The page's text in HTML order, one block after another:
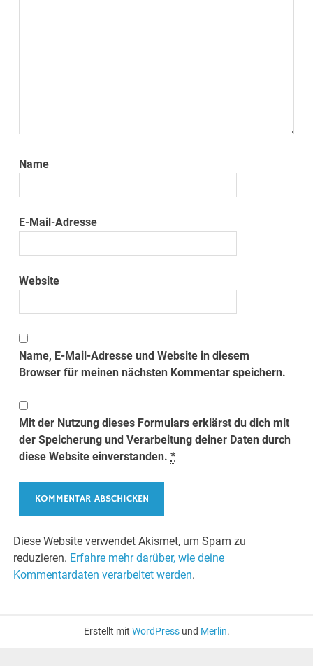
Name
E-Mail-Adresse
Website
Name, E-Mail-Adresse und Website in diesem
Browser für meinen nächsten Kommentar speichern.
Mit der Nutzung dieses Formulars erklärst du dich mit
der Speicherung und Verarbeitung deiner Daten durch
diese Website einverstanden.*
Diese Website verwendet Akismet, um Spam zu
reduzieren. Erfahre mehr darüber, wie deine
Kommentardaten verarbeitet werden.
Erstellt mit WordPressund Merlin.